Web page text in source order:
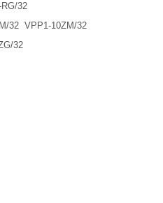
32
32 VPP1-10ZM/32
32